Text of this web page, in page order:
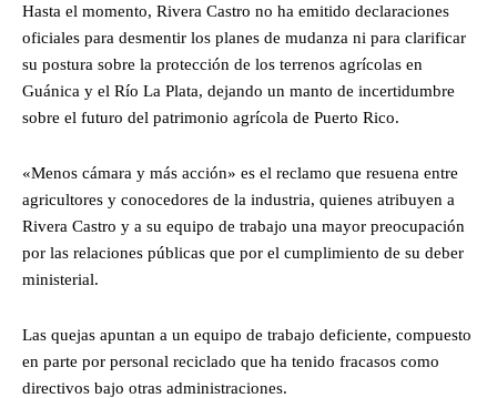
Hasta el momento, Rivera Castro no ha emitido declaraciones
oficiales para desmentir los planes de mudanza ni para clarificar
su postura sobre la protección de los terrenos agrícolas en
Guánica y el Río La Plata, dejando un manto de incertidumbre
sobre el futuro del patrimonio agrícola de Puerto Rico.
«Menos cámara y más acción» es el reclamo que resuena entre
agricultores y conocedores de la industria, quienes atribuyen a
Rivera Castro y a su equipo de trabajo una mayor preocupación
por las relaciones públicas que por el cumplimiento de su deber
ministerial.
Las quejas apuntan a un equipo de trabajo deficiente, compuesto
en parte por personal reciclado que ha tenido fracasos como
directivos bajo otras administraciones.